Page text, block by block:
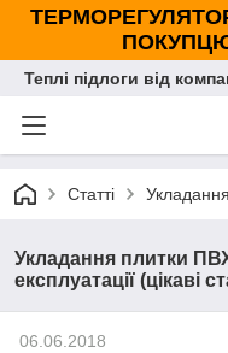
Теплі підлоги від
Статті
Укладання плитки
експлуатації (цікаві
06.06.2018